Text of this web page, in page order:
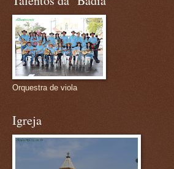
Orquestra de viola
Igreja